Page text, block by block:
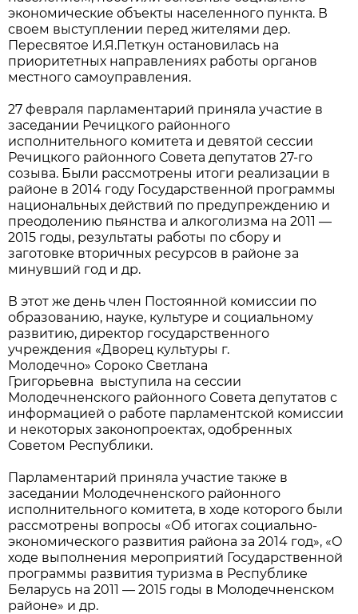
экономические объекты населенного пункта. В
своем выступлении перед жителями дер.
Пересвятое И.Я.Петкун остановилась на
приоритетных направлениях работы органов
местного самоуправления.
27 февраля парламентарий приняла участие в
заседании Речицкого районного
исполнительного комитета и девятой сессии
Речицкого районного Совета депутатов 27-го
созыва. Были рассмотрены итоги реализации в
районе в 2014 году Государственной программы
национальных действий по предупреждению и
преодолению пьянства и алкоголизма на 2011 —
2015 годы, результаты работы по сбору и
заготовке вторичных ресурсов в районе за
минувший год и др.
В этот же день член Постоянной комиссии по
образованию, науке, культуре и социальному
развитию, директор государственного
учреждения «Дворец культуры г.
Молодечно» Сороко Светлана
Григорьевна выступила на сессии
Молодечненского районного Совета депутатов с
информацией о работе парламентской комиссии
и некоторых законопроектах, одобренных
Советом Республики.
Парламентарий приняла участие также в
заседании Молодечненского районного
исполнительного комитета, в ходе которого были
рассмотрены вопросы «Об итогах социально-
экономического развития района за 2014 год», «О
ходе выполнения мероприятий Государственной
программы развития туризма в Республике
Беларусь на 2011 — 2015 годы в Молодечненском
районе» и др.